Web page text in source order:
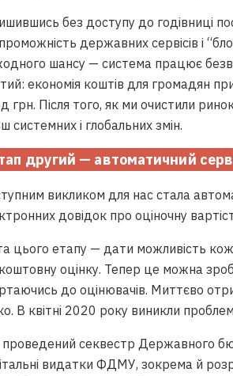
без доступу до годівниці
державних сервісів і
шансу — система працює
економія коштів для громадян
грн. Після того, як ми очистили
системних і глобальних змін.
другий — автоматичний
викликом для нас стала
довідок про оціночну
цього етапу — дати можливість
оцінку. Тепер це можна
до оцінювачів. Миттєво
В квітні 2020 року виникли
проведений секвестр Державного
видатки ФДМУ, зокрема й